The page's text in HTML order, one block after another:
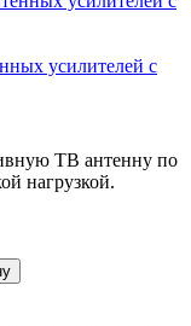
усилителей с
ТВ антенну по
нагрузкой.